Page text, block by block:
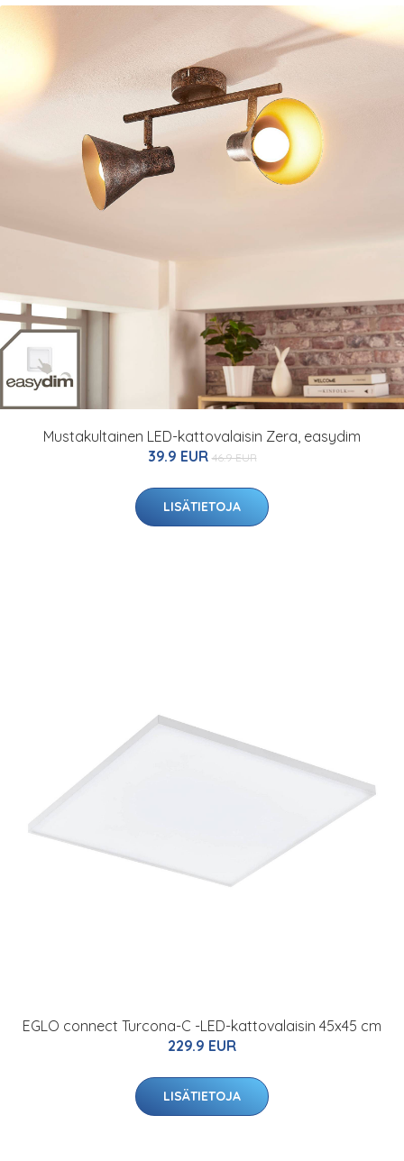
Mustakultainen LED-kattovalaisin Zera, easydim
39.9 EUR 46.9 EUR
LISÄTIETOJA
EGLO connect Turcona-C -LED-kattovalaisin 45x45 cm
229.9 EUR
LISÄTIETOJA